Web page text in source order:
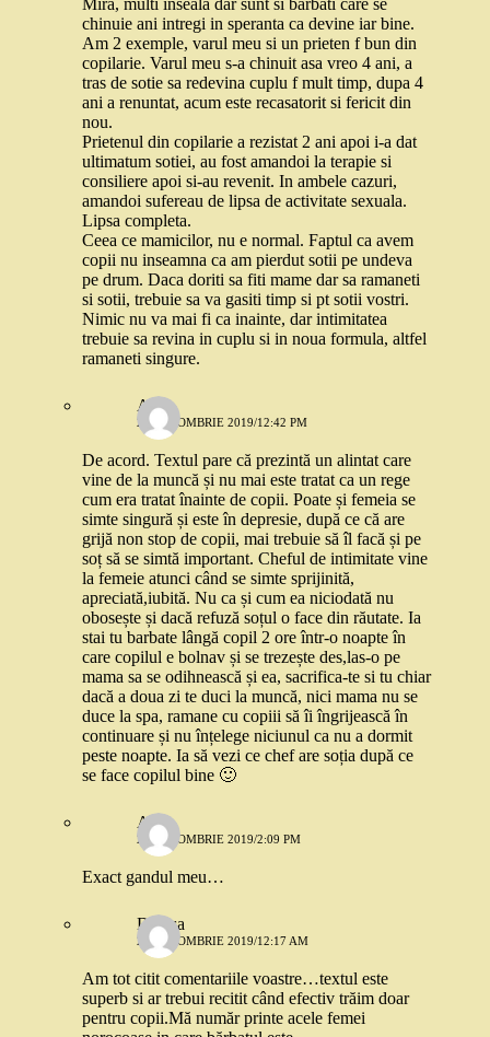
chinuie ani intregi in speranta ca devine iar bine.
Am 2 exemple, varul meu si un prieten f bun din
copilarie. Varul meu s-a chinuit asa vreo 4 ani, a
tras de sotie sa redevina cuplu f mult timp, dupa 4
ani a renuntat, acum este recasatorit si fericit din
nou.
Prietenul din copilarie a rezistat 2 ani apoi i-a dat
ultimatum sotiei, au fost amandoi la terapie si
consiliere apoi si-au revenit. In ambele cazuri,
amandoi sufereau de lipsa de activitate sexuala.
Lipsa completa.
Ceea ce mamicilor, nu e normal. Faptul ca avem
copii nu inseamna ca am pierdut sotii pe undeva
pe drum. Daca doriti sa fiti mame dar sa ramaneti
si sotii, trebuie sa va gasiti timp si pt sotii vostri.
Nimic nu va mai fi ca inainte, dar intimitatea
trebuie sa revina in cuplu si in noua formula, altfel
ramaneti singure.
Anya
28 OCTOMBRIE 2019/12:42 PM
De acord. Textul pare că prezintă un alintat care
vine de la muncă și nu mai este tratat ca un rege
cum era tratat înainte de copii. Poate și femeia se
simte singură și este în depresie, după ce că are
grijă non stop de copii, mai trebuie să îl facă și pe
soț să se simtă important. Cheful de intimitate vine
la femeie atunci când se simte sprijinită,
apreciată,iubită. Nu ca și cum ea niciodată nu
obosește și dacă refuză soțul o face din răutate. Ia
stai tu barbate lângă copil 2 ore într-o noapte în
care copilul e bolnav și se trezește des,las-o pe
mama sa se odihnească și ea, sacrifica-te si tu chiar
dacă a doua zi te duci la muncă, nici mama nu se
duce la spa, ramane cu copiii să îi îngrijească în
continuare și nu înțelege niciunul ca nu a dormit
peste noapte. Ia să vezi ce chef are soția după ce
se face copilul bine 🙂
Anca
28 OCTOMBRIE 2019/2:09 PM
Exact gandul meu…
Denisa
29 OCTOMBRIE 2019/12:17 AM
Am tot citit comentariile voastre…textul este
superb si ar trebui recitit când efectiv trăim doar
pentru copii.Mă număr printe acele femei